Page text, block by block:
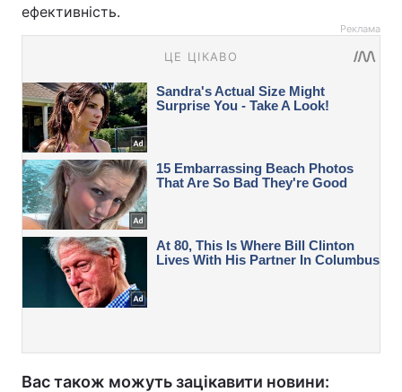
ефективність.
Реклама
Вас також можуть зацікавити новини: